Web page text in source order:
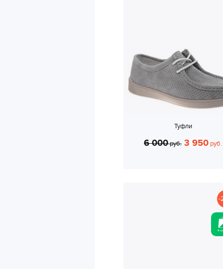
Туфли
6 000руб. 3 950 руб.
-